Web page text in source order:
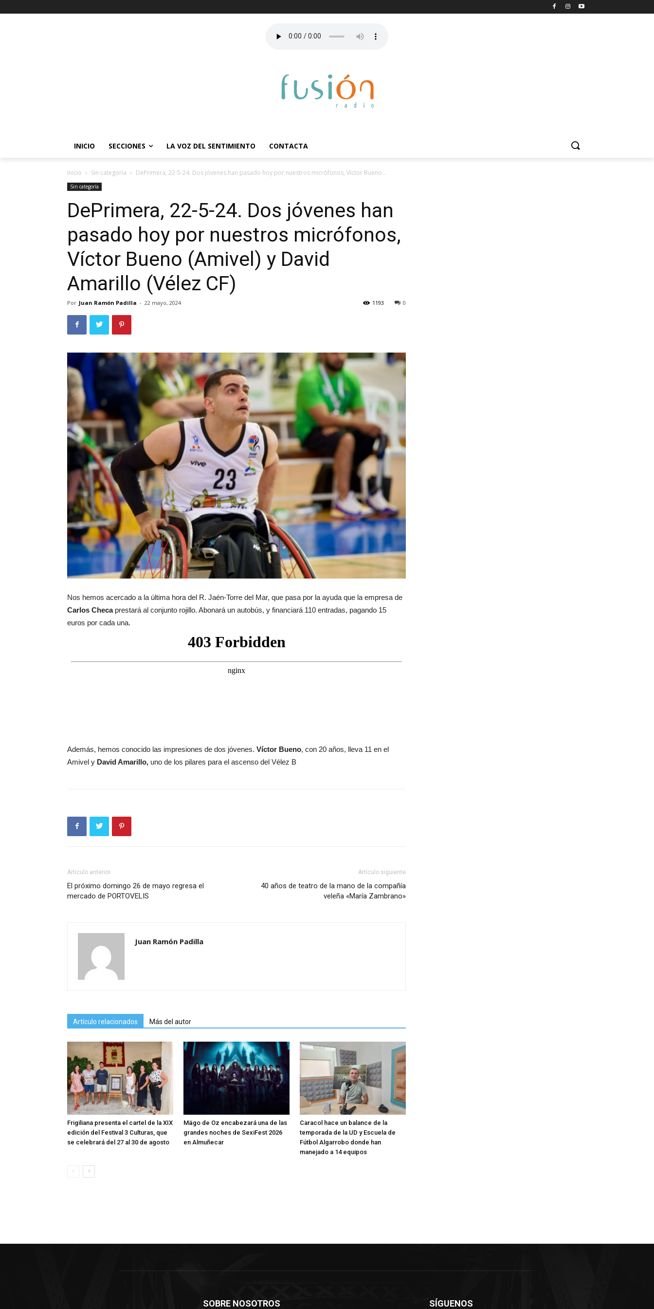
INICIO SECCIONES LA VOZ DEL SENTIMIENTO CONTACTA
Inicio Sin categoría DePrimera, 22-5-24. Dos jóvenes han pasado hoy por nuestros micrófonos, Víctor Bueno...
Sin categoría
DePrimera, 22-5-24. Dos jóvenes han
pasado hoy por nuestros micrófonos,
Víctor Bueno (Amivel) y David
Amarillo (Vélez CF)
Por Juan Ramón Padilla - 22 mayo, 2024 0
1193
Nos hemos acercado a la última hora del R. Jaén-Torre del Mar, que pasa por la ayuda que la empresa de
Carlos Checaprestará al conjunto rojillo. Abonará un autobús, y financiará 110 entradas, pagando 15
euros por cada una.
Además, hemos conocido las impresiones de dos jóvenes. Víctor Bueno, con 20 años, lleva 11 en el
Amivel y David Amarillo, uno de los pilares para el ascenso del Vélez B
Artículo anterior
El próximo domingo 26 de mayo regresa el
mercado de PORTOVELIS
Artículo siguiente
40 años de teatro de la mano de la compañía
veleña «María Zambrano»
Juan Ramón Padilla
Artículo relacionados Más del autor
Frigiliana presenta el cartel de la XIX
edición del Festival 3 Culturas, que
se celebrará del 27 al 30 de agosto
Mägo de Oz encabezará una de las
grandes noches de SexiFest 2026
en Almuñecar
Caracol hace un balance de la
temporada de la UD y Escuela de
Fútbol Algarrobo donde han
manejado a 14 equipos
SOBRE NOSOTROS SÍGUENOS